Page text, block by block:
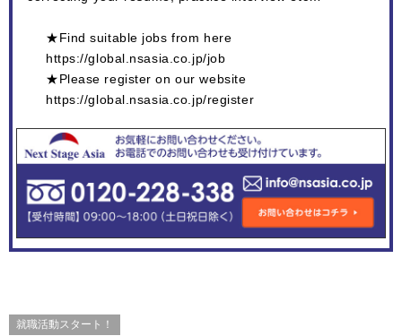
★Find suitable jobs from here
https://global.nsasia.co.jp/job
★Please register on our website
https://global.nsasia.co.jp/register
就職活動スタート！